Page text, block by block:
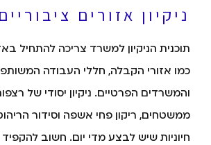
ניקיון אזורים ציבוריים
תוכנית הניקיון למשרד צריכה להתחיל
כמו אזורי הקבלה, חללי העבודה
והמשרדים הפרטיים. ניקיון יסודי של
ממשטחים, ריקון פחי אשפה וסידור
חיוניות שיש לבצע מדי יום. חשוב